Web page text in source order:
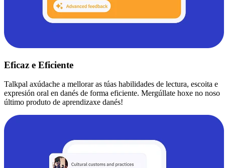
Eficaz e Eficiente
Talkpal axúdache a mellorar as túas habilidades de lectura, escoita e
expresión oral en danés de forma eficiente. Mergúllate hoxe no noso
último produto de aprendizaxe danés!